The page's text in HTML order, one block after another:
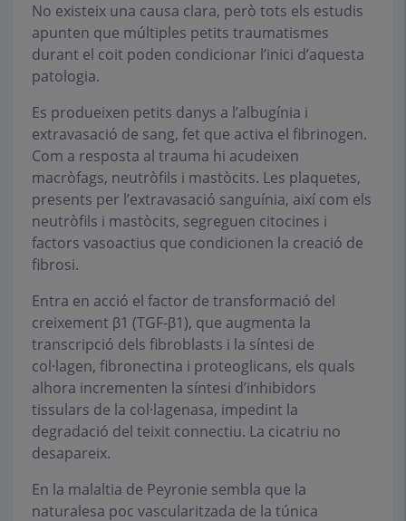
No existeix una causa clara, però tots els estudis
apunten que múltiples petits traumatismes
durant el coit poden condicionar l’inici d’aquesta
patologia.
Es produeixen petits danys a l’albugínia i
extravasació de sang, fet que activa el fibrinogen.
Com a resposta al trauma hi acudeixen
macròfags, neutròfils i mastòcits. Les plaquetes,
presents per l’extravasació sanguínia, així com els
neutròfils i mastòcits, segreguen citocines i
factors vasoactius que condicionen la creació de
fibrosi.
Entra en acció el factor de transformació del
creixement β1 (TGF-β1), que augmenta la
transcripció dels fibroblasts i la síntesi de
col·lagen, fibronectina i proteoglicans, els quals
alhora incrementen la síntesi d’inhibidors
tissulars de la col·lagenasa, impedint la
degradació del teixit connectiu. La cicatriu no
desapareix.
En la malaltia de Peyronie sembla que la
naturalesa poc vascularitzada de la túnica